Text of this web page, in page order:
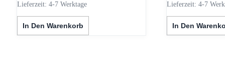
Lieferzeit: 4-7 Werktage
In Den Warenkorb
Lieferzeit: 4-7
In Den